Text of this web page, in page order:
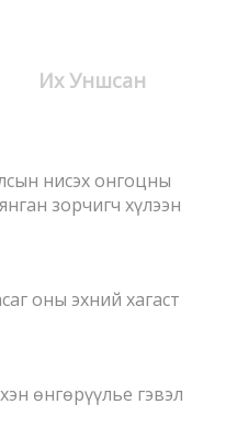
Их Уншсан
нисэх онгоцны
зорчигч хүлээн
оны эхний хагаст
өнгөрүүлье гэвэл